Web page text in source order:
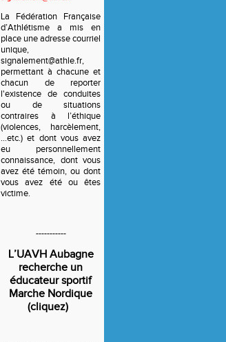
La Fédération Française
d’Athlétisme a mis en
place une adresse courriel
unique,
signalement@athle.fr,
permettant à chacune et
chacun de reporter
l'existence de conduites
ou de situations
contraires à l’éthique
(violences, harcèlement,
…etc.) et dont vous avez
eu personnellement
connaissance, dont vous
avez été témoin, ou dont
vous avez été ou êtes
victime.
-----------
L’UAVH Aubagne
recherche un
éducateur sportif
Marche Nordique
(cliquez)